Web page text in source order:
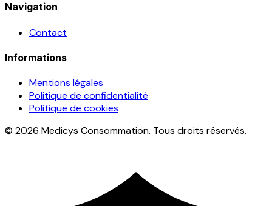
Navigation
Contact
Informations
Mentions légales
Politique de confidentialité
Politique de cookies
© 2026 Medicys Consommation. Tous droits réservés.